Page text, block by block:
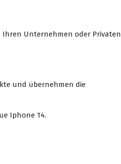
Ihren Unternehmen oder Privaten
und übernehmen die
Iphone 14.